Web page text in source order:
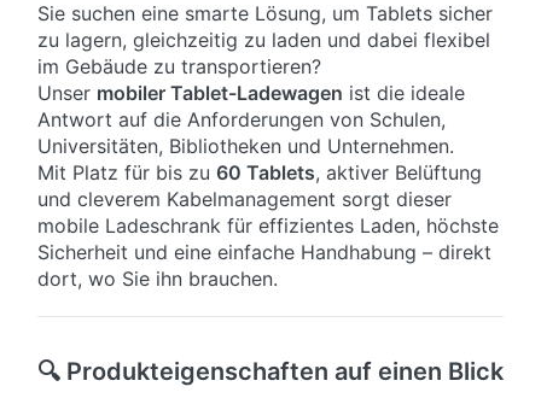
Sie suchen eine smarte Lösung, um Tablets sicher
zu lagern, gleichzeitig zu laden und dabei flexibel
im Gebäude zu transportieren?
Unser mobiler Tablet-Ladewagen ist die ideale
Antwort auf die Anforderungen von Schulen,
Universitäten, Bibliotheken und Unternehmen.
Mit Platz für bis zu 60 Tablets, aktiver Belüftung
und cleverem Kabelmanagement sorgt dieser
mobile Ladeschrank für effizientes Laden, höchste
Sicherheit und eine einfache Handhabung – direkt
dort, wo Sie ihn brauchen.
🔍 Produkteigenschaften auf einen Blick